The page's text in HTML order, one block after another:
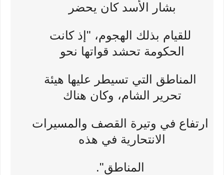
بشار الأسد كان يحضر
للقيام بذلك الهجوم، "إذ كانت
الحكومة تحشد قواتها نحو
المناطق التي تسيطر عليها هيئة
تحرير الشام، وكان هناك
ارتفاع في وتيرة القصف والمسيرات
الانتحارية في هذه
المناطق".